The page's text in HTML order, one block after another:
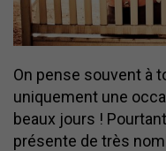
On pense souvent à
uniquement une
beaux jours !
présente de très